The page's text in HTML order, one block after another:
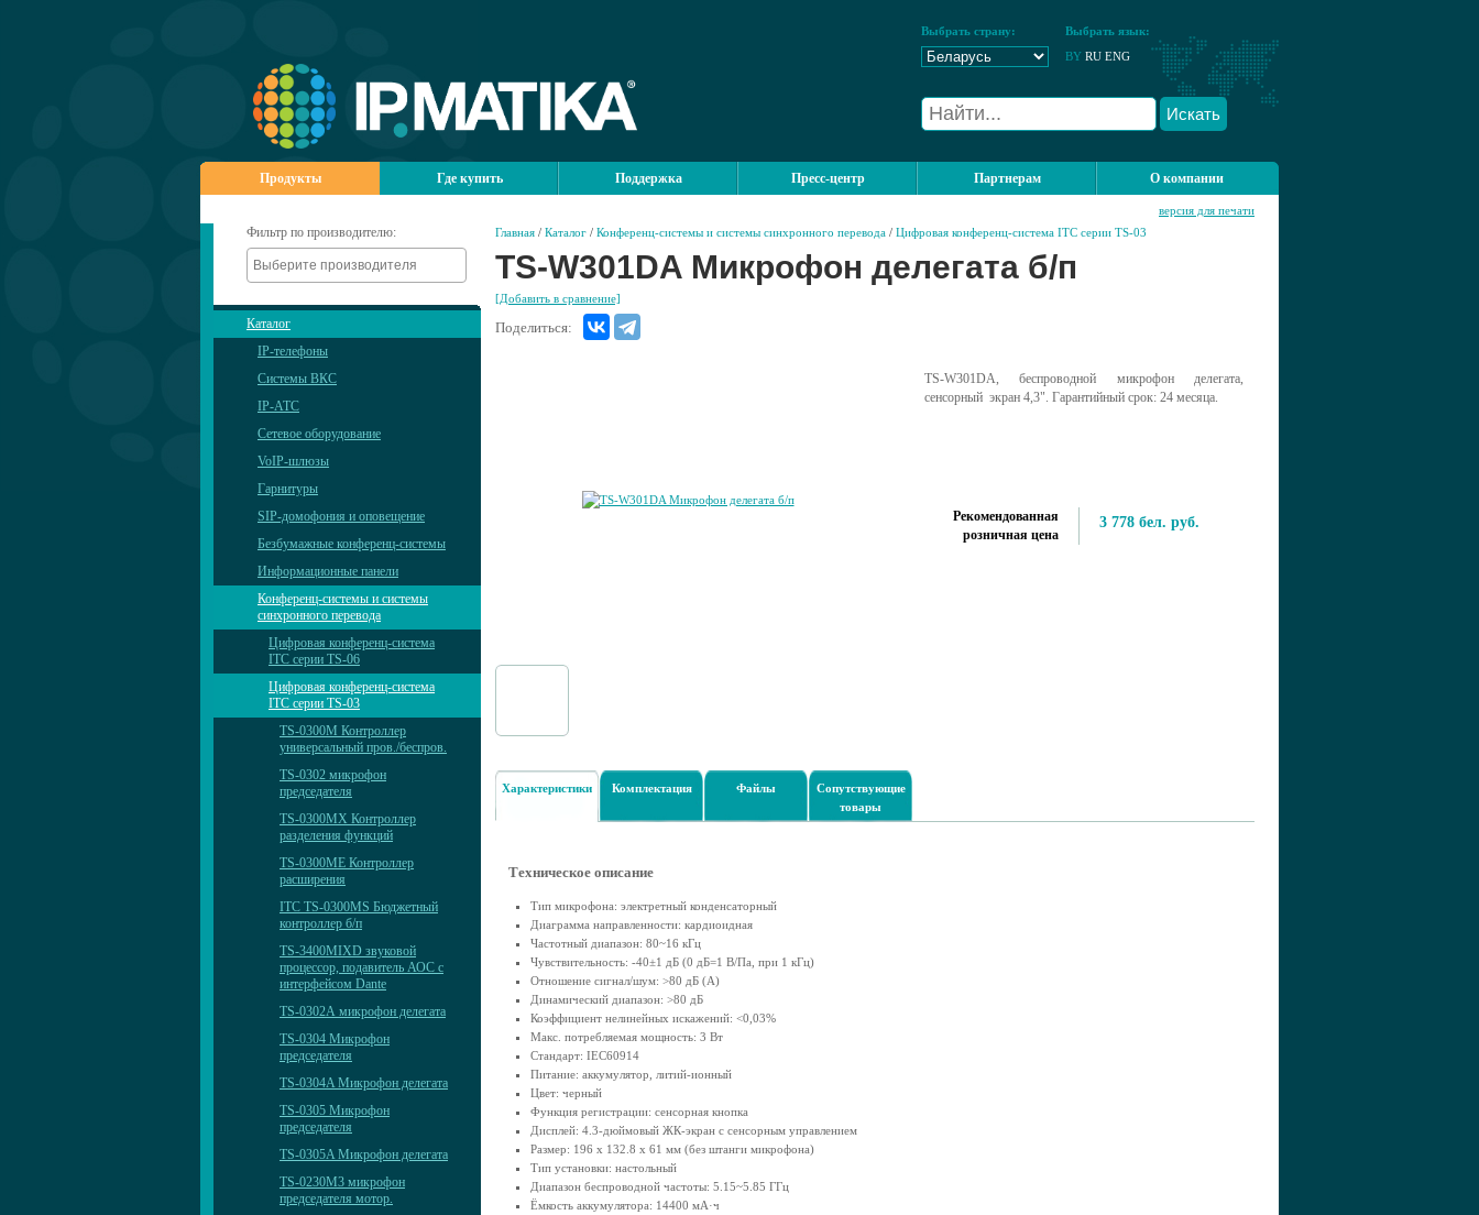
Выбрать страну:
Выбрать язык:
BY RU ENG
Искать
Продукты Где купить Поддержка Пресс-центр Партнерам О компании
Фильтр по производителю:
Каталог
IP-телефоны
Системы ВКС
IP-АТС
Сетевое оборудование
VoIP-шлюзы
Гарнитуры
SIP-домофония и оповещение
Безбумажные конференц-системы
Информационные панели
Конференц-системы и системы
синхронного перевода
Цифровая конференц-система
ITC серии TS-06
Цифровая конференц-система
ITC серии TS-03
TS-0300M Контроллер
универсальный пров./беспров.
TS-0302 микрофон
председателя
TS-0300MX Контроллер
разделения функций
TS-0300ME Контроллер
расширения
ITC TS-0300MS Бюджетный
контроллер б/п
TS-3400MIXD звуковой
процессор, подавитель АОС с
интерфейсом Dante
TS-0302А микрофон делегата
TS-0304 Микрофон
председателя
TS-0304A Микрофон делегата
TS-0305 Микрофон
председателя
TS-0305A Микрофон делегата
TS-0230M3 микрофон
председателя мотор.
Главная / Каталог / Конференц-системы и системы синхронного перевода / Цифровая конференц-система ITC серии TS-03
версия для печати
TS-W301DA Микрофон делегата б/п
[Добавить в сравнение]
Поделиться:
TS-W301DA, беспроводной микрофон делегата,
сенсорный экран 4,3". Гарантийный срок: 24 месяца.
Рекомендованная
розничная цена
3 778 бел. руб.
Характеристики Комплектация Файлы
Сопутствующие
товары
Техническое описание
Тип микрофона: электретный конденсаторный
Диаграмма направленности: кардиоидная
Частотный диапазон: 80~16 кГц
Чувствительность: -40±1 дБ (0 дБ=1 В/Па, при 1 кГц)
Отношение сигнал/шум: >80 дБ (А)
Динамический диапазон: >80 дБ
Коэффициент нелинейных искажений: <0,03%
Макс. потребляемая мощность: 3 Вт
Стандарт: IEC60914
Питание: аккумулятор, литий-ионный
Цвет: черный
Функция регистрации: сенсорная кнопка
Дисплей: 4.3-дюймовый ЖК-экран с сенсорным управлением
Размер: 196 х 132.8 х 61 мм (без штанги микрофона)
Тип установки: настольный
Диапазон беспроводной частоты: 5.15~5.85 ГГц
Ёмкость аккумулятора: 14400 мА·ч